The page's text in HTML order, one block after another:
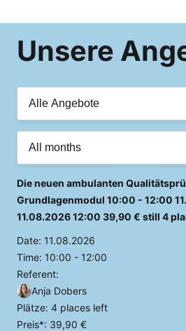
Unsere
Die neuen ambulanten
Grundlagenmodul 10:00 - 12:00
11.08.202612:00 39,90 € still 4
Date: 11.08.2026
Time: 10:00 - 12:00
Referent:
Anja Dobers
Plätze: 4 places left
Preis*: 39,90 €